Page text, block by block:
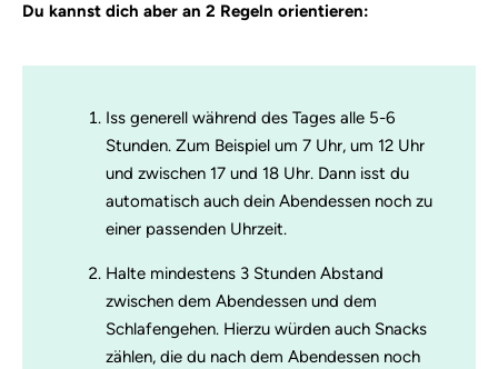
Du kannst dich aber an 2 Regeln orientieren:
Iss generell während des Tages alle 5-6
Stunden. Zum Beispiel um 7 Uhr, um 12 Uhr
und zwischen 17 und 18 Uhr. Dann isst du
automatisch auch dein Abendessen noch zu
einer passenden Uhrzeit.
Halte mindestens 3 Stunden Abstand
zwischen dem Abendessen und dem
Schlafengehen. Hierzu würden auch Snacks
zählen, die du nach dem Abendessen noch